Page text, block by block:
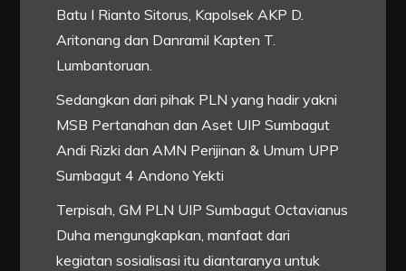
Batu I Rianto Sitorus, Kapolsek AKP D.
Aritonang dan Danramil Kapten T.
Lumbantoruan.
Sedangkan dari pihak PLN yang hadir yakni
MSB Pertanahan dan Aset UIP Sumbagut
Andi Rizki dan AMN Perijinan & Umum UPP
Sumbagut 4 Andono Yekti
Terpisah, GM PLN UIP Sumbagut Octavianus
Duha mengungkapkan, manfaat dari
kegiatan sosialisasi itu diantaranya untuk